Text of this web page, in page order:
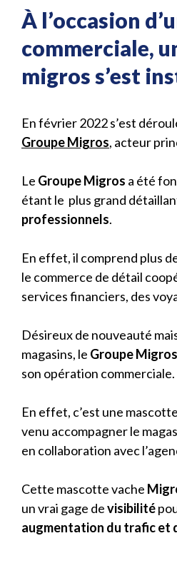
À l’occasion
commerciale,
migros s’est
En février 2022 s’est
Groupe Migros, acteur
Le Groupe Migros a été
étant le plus grand
professionnels.
En effet, il comprend plus
le commerce de détail
services financiers, des
Désireux de nouveauté
magasins, le Groupe Migros
son opération commerciale.
En effet, c’est une
venu accompagner le
en collaboration avec
Cette mascotte vache
un vrai gage devisibilité
augmentation du trafic et